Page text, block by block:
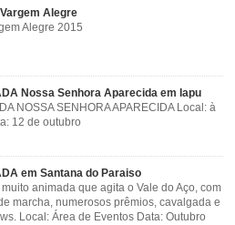
Alegre
Alegre 2015
Nossa Senhora Aparecida em Iapu
NOSSA SENHORA APARECIDA Local: à
12 de outubro
em Santana do Paraiso
animada que agita o Vale do Aço, com
marcha, numerosos prêmios, cavalgada e
Local: Área de Eventos Data: Outubro